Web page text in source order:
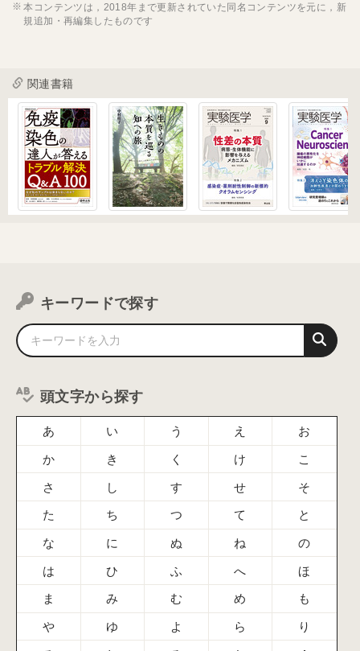
本コンテンツは，2018年まで更新されていた同名コンテンツを元に，新
規追加・再編集したものです
関連書籍
キーワードで探す
頭文字から探す
あ い う え お
か き く け こ
さ し す せ そ
た ち つ て と
な に ぬ ね の
は ひ ふ へ ほ
ま み む め も
や ゆ よ ら り